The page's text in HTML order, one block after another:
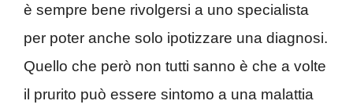
è sempre bene rivolgersi a uno specialista
per poter anche solo ipotizzare una diagnosi.
Quello che però non tutti sanno è che a volte
il prurito può essere sintomo a una malattia